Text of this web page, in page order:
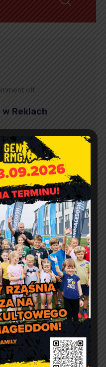
off
Reklach
off
prawna,
edukacja
r.
off
Programu
na